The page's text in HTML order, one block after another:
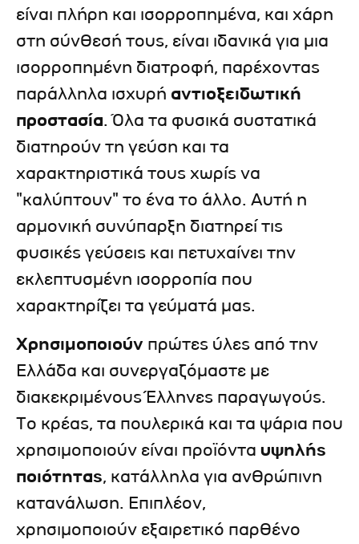
είναι πλήρη και ισορροπημένα, και χάρη
στη σύνθεσή τους, είναι ιδανικά για μια
ισορροπημένη διατροφή, παρέχοντας
παράλληλα ισχυρή αντιοξειδωτική
προστασία. Όλα τα φυσικά συστατικά
διατηρούν τη γεύση και τα
χαρακτηριστικά τους χωρίς να
"καλύπτουν" το ένα το άλλο. Αυτή η
αρμονική συνύπαρξη διατηρεί τις
φυσικές γεύσεις και πετυχαίνει την
εκλεπτυσμένη ισορροπία που
χαρακτηρίζει τα γεύματά μας.
Χρησιμοποιούν πρώτες ύλες από την
Ελλάδα και συνεργαζόμαστε με
διακεκριμένους Έλληνες παραγωγούς.
Το κρέας, τα πουλερικά και τα ψάρια που
χρησιμοποιούν είναι προϊόντα υψηλής
ποιότητας, κατάλληλα για ανθρώπινη
κατανάλωση. Επιπλέον,
χρησιμοποιούν εξαιρετικό παρθένο